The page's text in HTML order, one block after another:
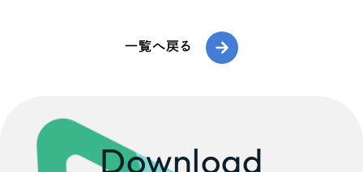
一覧へ戻る
Download